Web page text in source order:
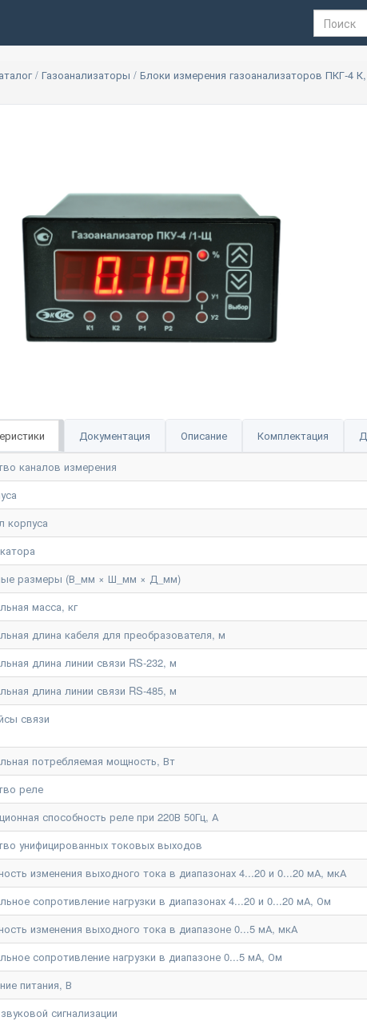
/ Газоанализаторы / Блоки измерения газоанализаторов ПКГ-4
Документация Описание Комплектация
каналов измерения
корпуса
размеры (В_мм × Ш_мм × Д_мм)
масса, кг
длина кабеля для преобразователя, м
длина линии связи RS-232, м
длина линии связи RS-485, м
связи
потребляемая мощность, Вт
реле
способность реле при 220В 50Гц, А
унифицированных токовых выходов
изменения выходного тока в диапазонах 4...20 и 0...20 мА, мкА
сопротивление нагрузки в диапазонах 4...20 и 0...20 мА, Ом
изменения выходного тока в диапазоне 0...5 мА, мкА
сопротивление нагрузки в диапазоне 0...5 мА, Ом
питания, В
сигнализации